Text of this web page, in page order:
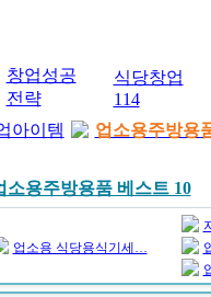
창업성공
전략
식당창업
114
아이템 업소용주방용
소용주방용품 베스트 10
업소용 식당용식기세…